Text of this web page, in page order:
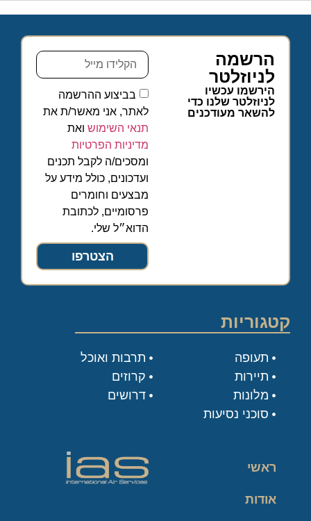
הרשמה
לניוזלטר
הירשמו עכשיו
לניוזלטר שלנו כדי
להשאר מעודכנים
בביצוע ההרשמה
לאתר, אני מאשר/ת את
תנאי השימושואת
מדיניות הפרטיות
ומסכים/ה לקבל תכנים
ועדכונים, כולל מידע על
מבצעים וחומרים
פרסומיים, לכתובת
הדוא״ל שלי.
הצטרפו
קטגוריות
תעופה
תיירות
מלונות
סוכני נסיעות
תרבות ואוכל
קרוזים
דרושים
ראשי
אודות